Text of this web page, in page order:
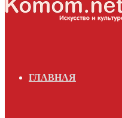
ГЛАВНАЯ